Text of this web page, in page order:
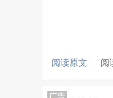
阅读原文 阅